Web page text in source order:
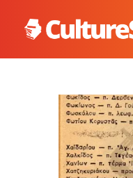
ΑΡΧΙΚΉ
ΦΟΡΈΑΣ
& ΈΡΓΑ
ΘΗΣΑΥΡΌΣ